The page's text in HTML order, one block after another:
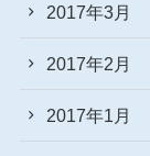
2017年3月
2017年2月
2017年1月